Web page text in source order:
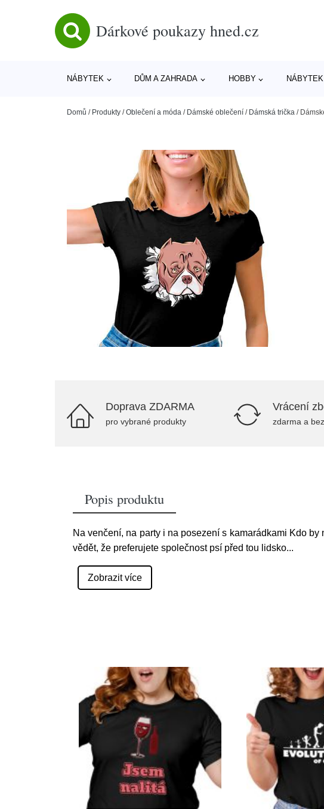
Dárkové poukazy hned.cz
NÁBYTEK DŮM A ZAHRADA HOBBY NÁBYTEK
Domů / Produkty /Oblečení a móda / Dámské oblečení / Dámská trička /
Doprava ZDARMA
pro vybrané produkty
Vrácení
zdarma a
Popis produktu
Na venčení, na party i na posezení s kamarádkami Kdo
vědět, že preferujete společnost psí před tou lidsko...
Zobrazit více